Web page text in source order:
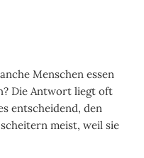
Menschen essen
Die Antwort liegt oft
entscheidend, den
meist, weil sie